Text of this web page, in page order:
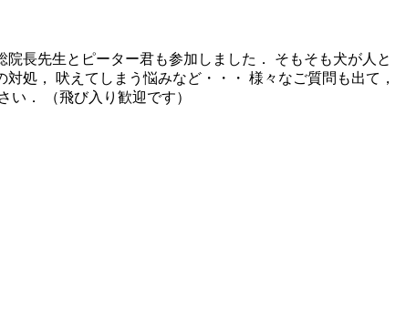
長先生とピーター君も参加しました． そもそも犬が人と
処， 吠えてしまう悩みなど・・・ 様々なご質問も出て，
． （飛び入り歓迎です）